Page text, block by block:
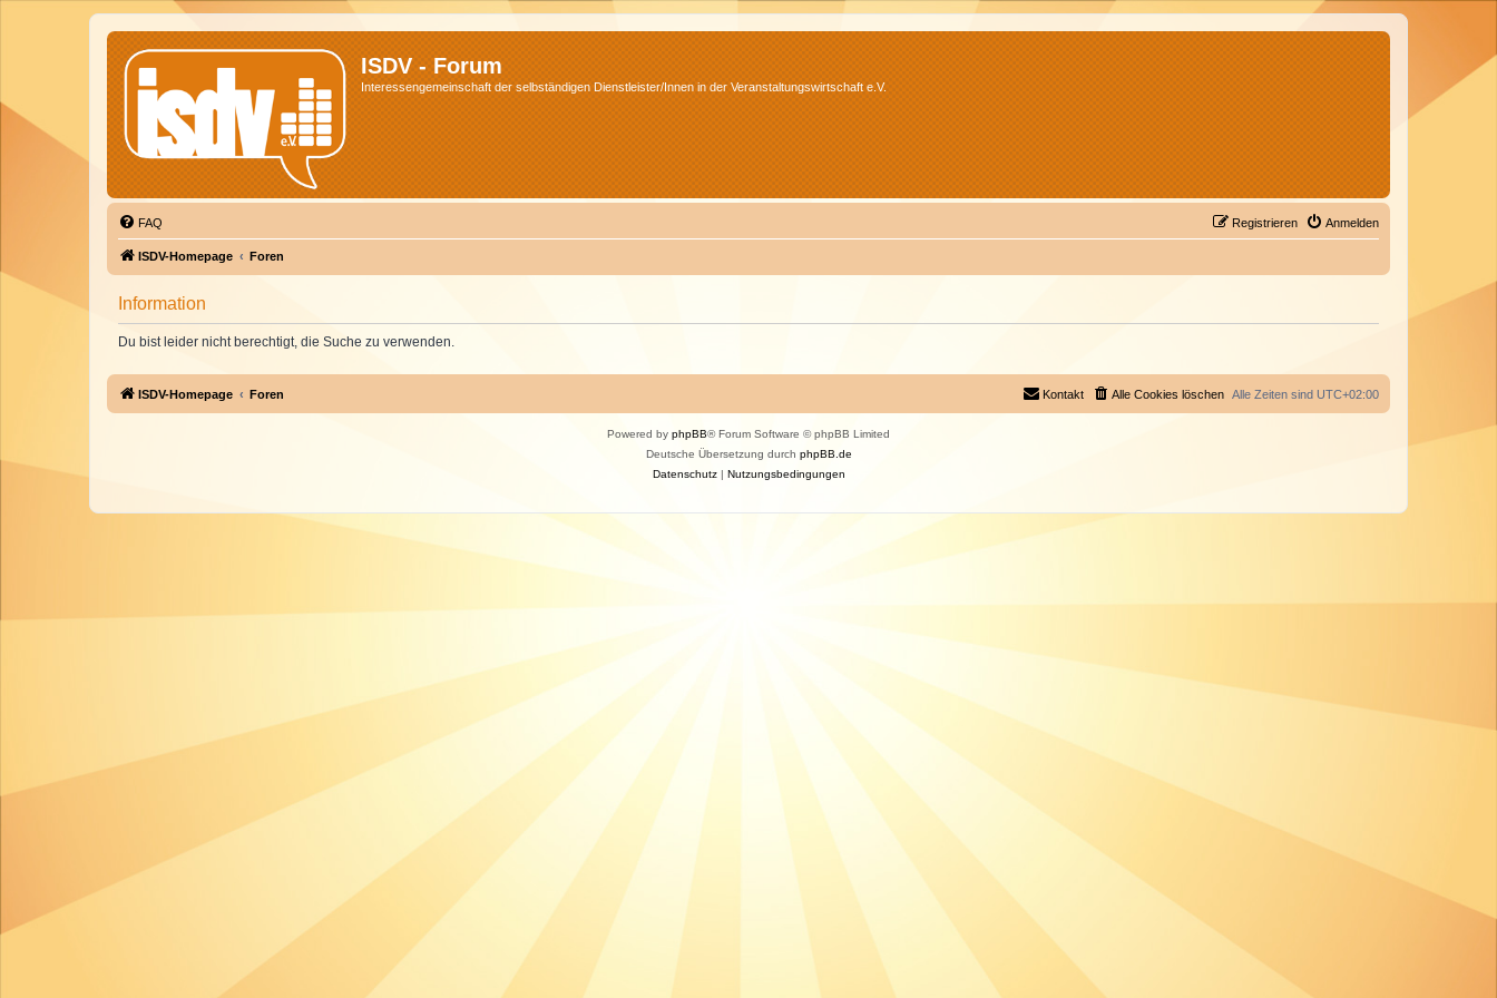
ISDV - Forum
Interessengemeinschaft der selbständigen Dienstleister/Innen in der Veranstaltungswirtschaft e.V.
FAQ Anmelden
Registrieren
ISDV-Homepage Foren
Information
Du bist leider nicht berechtigt, die Suche zu verwenden.
ISDV-Homepage Foren Alle Zeiten sind UTC+02:00
Alle Cookies löschen
Kontakt
Powered by phpBB® Forum Software © phpBB Limited
Deutsche Übersetzung durch phpBB.de
Datenschutz| Nutzungsbedingungen